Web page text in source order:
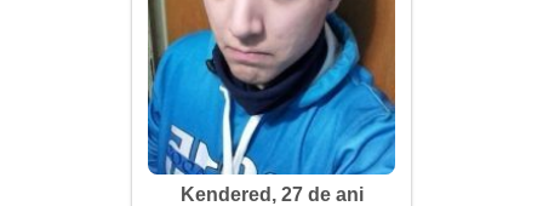
Kendered, 27 de ani